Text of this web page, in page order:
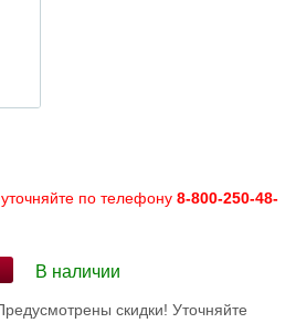
по телефону 8-800-250-48-
В наличии
скидки! Уточняйте